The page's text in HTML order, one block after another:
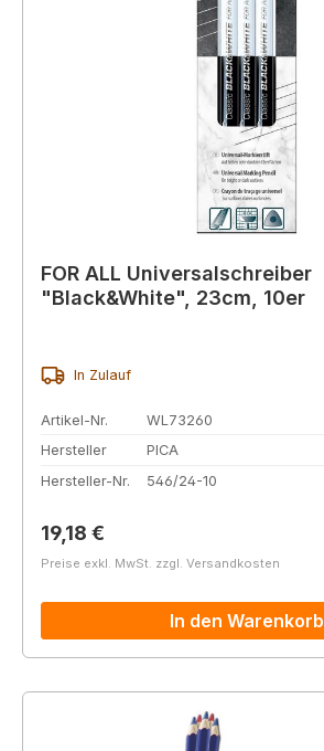
FOR ALL Universalschreiber
"Black&White", 23cm, 10er
In Zulauf
Artikel-Nr.
WL73260
Hersteller
PICA
Hersteller-Nr.
546/24-10
Regulärer Preis:
19,18 €
Preise exkl. MwSt. zzgl. Versandkosten
In den Warenkorb